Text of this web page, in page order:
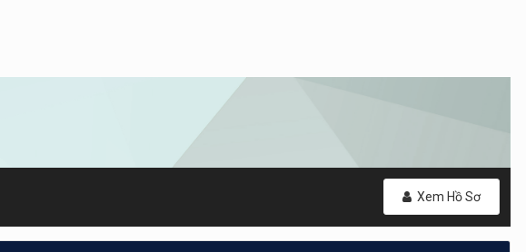
Xem Hồ Sơ